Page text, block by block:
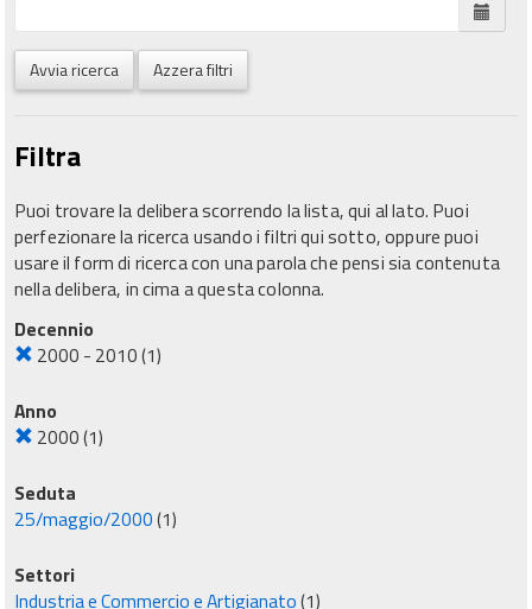
Avvia ricerca Azzera filtri
Filtra
Puoi trovare la delibera scorrendo la lista, qui al lato. Puoi
perfezionare la ricerca usando i filtri qui sotto, oppure puoi
usare il form di ricerca con una parola che pensi sia contenuta
nella delibera, in cima a questa colonna.
Decennio
2000 - 2010(1)
Anno
2000(1)
Seduta
25/maggio/2000(1)
Settori
Industria e Commercio e Artigianato(1)